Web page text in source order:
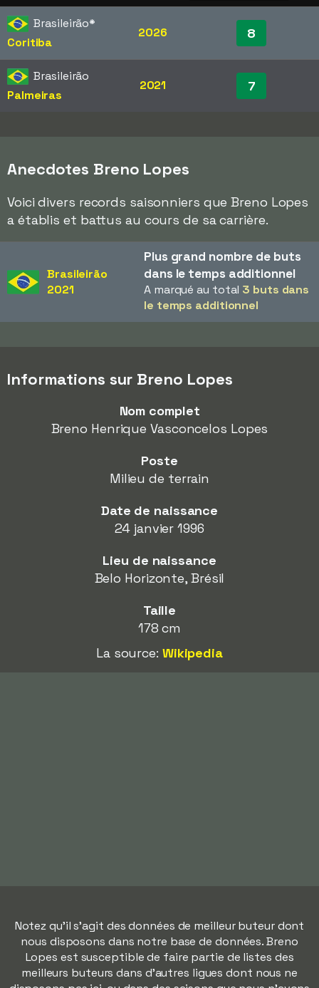
Brasileirão*
Coritiba
2026 8
Brasileirão
Palmeiras
2021 7
Anecdotes Breno Lopes
Voici divers records saisonniers que Breno Lopes
a établis et battus au cours de sa carrière.
Brasileirão
2021
Plus grand nombre de buts
dans le temps additionnel
A marqué au total 3 buts dans
le temps additionnel
Informations sur Breno Lopes
Nom complet
Breno Henrique Vasconcelos Lopes
Poste
Milieu de terrain
Date de naissance
24 janvier 1996
Lieu de naissance
Belo Horizonte, Brésil
Taille
178 cm
La source: Wikipedia
Notez qu'il s'agit des données de meilleur buteur dont
nous disposons dans notre base de données. Breno
Lopes est susceptible de faire partie de listes des
meilleurs buteurs dans d'autres ligues dont nous ne